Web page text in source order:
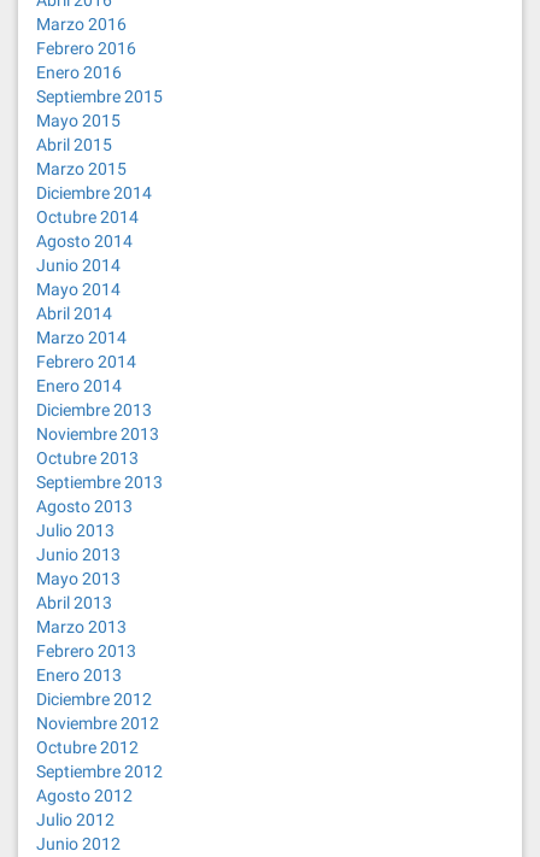
Marzo 2016
Febrero 2016
Enero 2016
Septiembre 2015
Mayo 2015
Abril 2015
Marzo 2015
Diciembre 2014
Octubre 2014
Agosto 2014
Junio 2014
Mayo 2014
Abril 2014
Marzo 2014
Febrero 2014
Enero 2014
Diciembre 2013
Noviembre 2013
Octubre 2013
Septiembre 2013
Agosto 2013
Julio 2013
Junio 2013
Mayo 2013
Abril 2013
Marzo 2013
Febrero 2013
Enero 2013
Diciembre 2012
Noviembre 2012
Octubre 2012
Septiembre 2012
Agosto 2012
Julio 2012
Junio 2012